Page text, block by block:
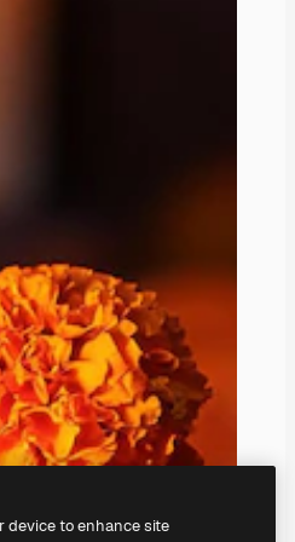
device to enhance site